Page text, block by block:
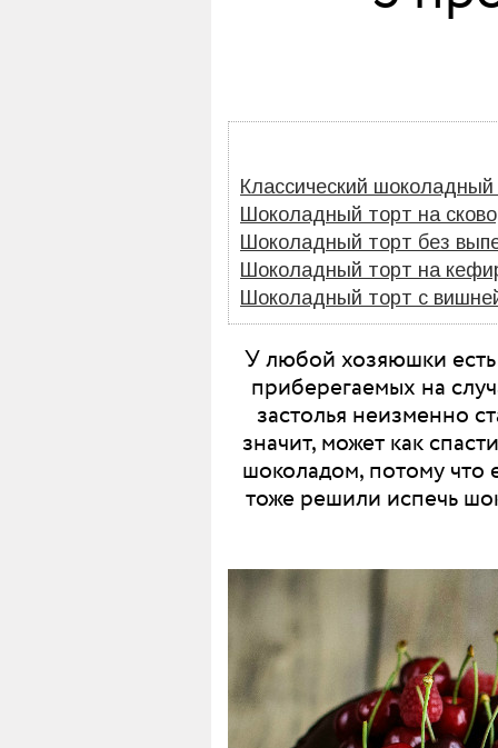
Классический шоколадный
Шоколадный торт на
Шоколадный торт без
Шоколадный торт на
Шоколадный торт с
У любой хозяюшки
приберегаемых на
застолья неизменно
значит, может как
шоколадом, потому что
тоже решили испечь